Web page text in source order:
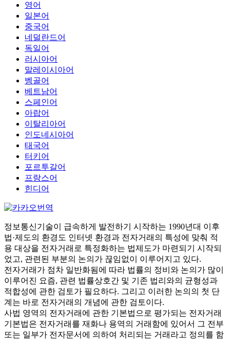
영어
일본어
중국어
네덜란드어
독일어
러시아어
말레이시아어
벵골어
베트남어
스페인어
아랍어
이탈리아어
인도네시아어
태국어
터키어
포르투갈어
프랑스어
힌디어
정보통신기술이 급속하게 발전하기 시작하는 1990년대 이후
법·제도의 환경도 인터넷 환경과 전자거래의 특성에 맞춰 적
용 대상을 전자거래로 특정화하는 법제도가 마련되기 시작되
었고, 관련된 부분의 논의가 끊임없이 이루어지고 있다.
전자거래가 점차 일반화됨에 따라 법률의 정비와 논의가 많이
이루어진 요즘, 관련 법률상호간 및 기존 법리와의 균형성과
적합성에 관한 검토가 필요하다. 그리고 이러한 논의의 첫 단
계는 바로 전자거래의 개념에 관한 검토이다.
사법 영역의 전자거래에 관한 기본법으로 평가되는 전자거래
기본법은 전자거래를 재화나 용역의 거래함에 있어서 그 전부
또는 일부가 전자문서에 의하여 처리되는 거래라고 정의를 함